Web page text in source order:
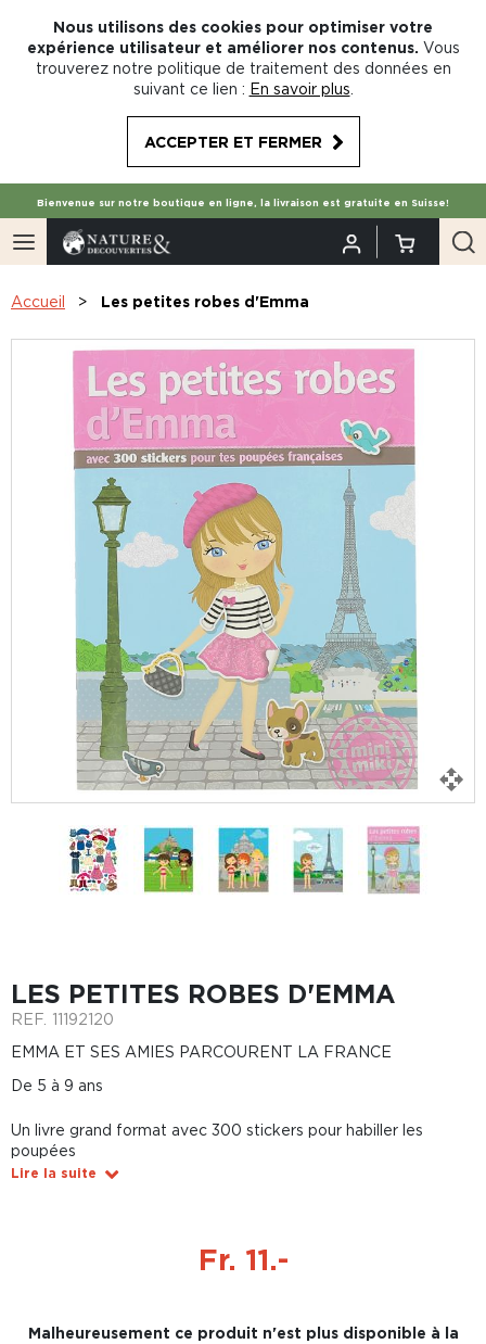
Nous utilisons des cookies pour optimiser votre
expérience utilisateur et améliorer nos contenus. Vous
trouverez notre politique de traitement des données en
suivant ce lien : En savoir plus
ACCEPTER ET FERMER
Bienvenue sur notre boutique en ligne, la livraison est gratuite en Suisse!
Accueil Les petites robes d'Emma
LES PETITES ROBES D'EMMA
REF. 11192120
EMMA ET SES AMIES PARCOURENT LA FRANCE
De 5 à 9 ans
Un livre grand format avec 300 stickers pour habiller les
poupées
Lire la suite
Fr. 11.-
Malheureusement ce produit n'est plus disponible à la